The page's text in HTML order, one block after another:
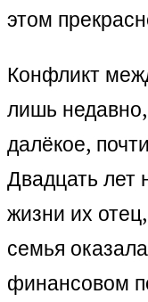
этом
Конфликт
лишь
далёкое,
Двадцать лет
жизни их
семья
финансовом